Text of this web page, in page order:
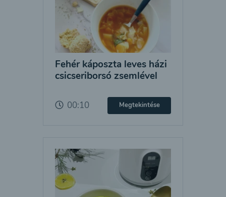
Fehér káposzta leves házi
csicseriborsó zsemlével
00:10 Megtekintése